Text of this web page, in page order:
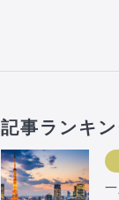
記事ランキン